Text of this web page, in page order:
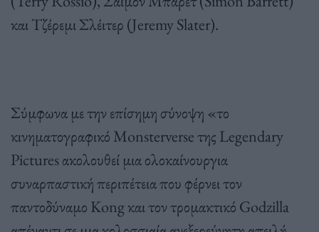
και Τζέρεμι Σλέιτερ (Jeremy Slater).
Σύμφωνα με την επίσημη σύνοψη «το
κινηματογραφικό Monsterverse της Legendary
Pictures ακολουθεί μια ολοκαίνουργια
συναρπαστική περιπέτεια που φέρνει τον
παντοδύναμο Kong και τον τρομακτικό Godzilla